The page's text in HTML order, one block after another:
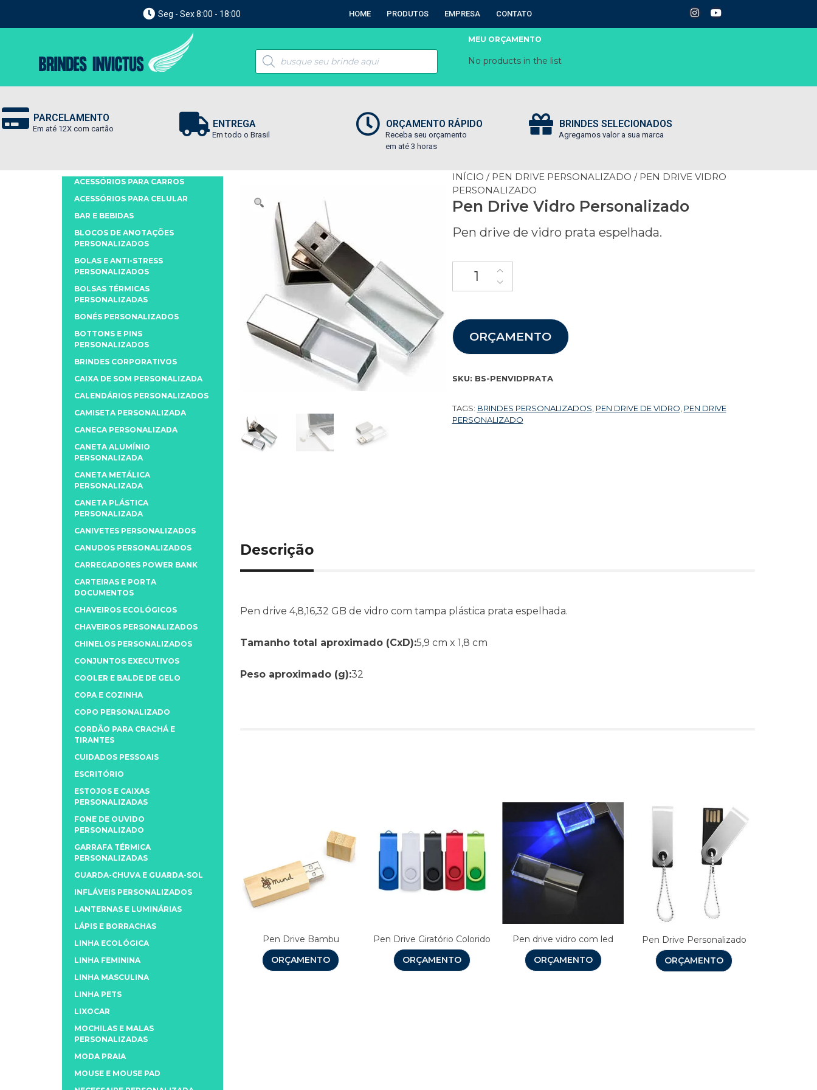
Seg - Sex 8:00 - 18:00 HOME PRODUTOS EMPRESA CONTATO
MEU ORÇAMENTO
No products in the list
PARCELAMENTO
Em até 12X com cartão ENTREGA
Em todo o Brasil
ORÇAMENTO RÁPIDO
Receba seu orçamento
em até 3 horas
BRINDES SELECIONADOS
Agregamos valor a sua marca
INÍCIO / PEN DRIVE PERSONALIZADO / PEN DRIVE VIDRO
PERSONALIZADO
Pen Drive Vidro Personalizado
Pen drive de vidro prata espelhada.
ORÇAMENTO
SKU: BS-PENVIDPRATA
TAGS: BRINDES PERSONALIZADOS PEN DRIVE DE VIDRO PEN DRIVE
PERSONALIZADO
Descrição
Pen drive 4,8,16,32 GB de vidro com tampa plástica prata espelhada.
Tamanho total aproximado (CxD):5,9 cm x 1,8 cm
Peso aproximado (g):32
Pen Drive Bambu
ORÇAMENTO
Pen Drive Giratório Colorido
ORÇAMENTO
Pen drive vidro com led
ORÇAMENTO
Pen Drive Personalizado
ORÇAMENTO
ACESSÓRIOS PARA CARROS
ACESSÓRIOS PARA CELULAR
BAR E BEBIDAS
BLOCOS DE ANOTAÇÕES
PERSONALIZADOS
BOLAS E ANTI-STRESS
PERSONALIZADOS
BOLSAS TÉRMICAS
PERSONALIZADAS
BONÉS PERSONALIZADOS
BOTTONS E PINS
PERSONALIZADOS
BRINDES CORPORATIVOS
CAIXA DE SOM PERSONALIZADA
CALENDÁRIOS PERSONALIZADOS
CAMISETA PERSONALIZADA
CANECA PERSONALIZADA
CANETA ALUMÍNIO
PERSONALIZADA
CANETA METÁLICA
PERSONALIZADA
CANETA PLÁSTICA
PERSONALIZADA
CANIVETES PERSONALIZADOS
CANUDOS PERSONALIZADOS
CARREGADORES POWER BANK
CARTEIRAS E PORTA
DOCUMENTOS
CHAVEIROS ECOLÓGICOS
CHAVEIROS PERSONALIZADOS
CHINELOS PERSONALIZADOS
CONJUNTOS EXECUTIVOS
COOLER E BALDE DE GELO
COPA E COZINHA
COPO PERSONALIZADO
CORDÃO PARA CRACHÁ E
TIRANTES
CUIDADOS PESSOAIS
ESCRITÓRIO
ESTOJOS E CAIXAS
PERSONALIZADAS
FONE DE OUVIDO
PERSONALIZADO
GARRAFA TÉRMICA
PERSONALIZADAS
GUARDA-CHUVA E GUARDA-SOL
INFLÁVEIS PERSONALIZADOS
LANTERNAS E LUMINÁRIAS
LÁPIS E BORRACHAS
LINHA ECOLÓGICA
LINHA FEMININA
LINHA MASCULINA
LINHA PETS
LIXOCAR
MOCHILAS E MALAS
PERSONALIZADAS
MODA PRAIA
MOUSE E MOUSE PAD